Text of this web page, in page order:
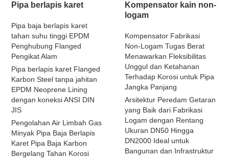
Pipa berlapis karet
Pipa baja berlapis karet
tahan suhu tinggi EPDM
Penghubung Flanged
Pengikat Alam
Pipa berlapis karet Flanged
Karbon Steel tanpa jahitan
EPDM Neoprene Lining
dengan koneksi ANSI DIN
JIS
Pengolahan Air Limbah Gas
Minyak Pipa Baja Berlapis
Karet Pipa Baja Karbon
Bergelang Tahan Korosi
Kompensator kain non-
logam
Kompensator Fabrikasi
Non-Logam Tugas Berat
Menawarkan Fleksibilitas
Unggul dan Ketahanan
Terhadap Korosi untuk Pipa
Jangka Panjang
Arsitektur Peredam Getaran
yang Baik dari Fabrikasi
Logam dengan Rentang
Ukuran DN50 Hingga
DN2000 Ideal untuk
Bangunan dan Infrastruktur